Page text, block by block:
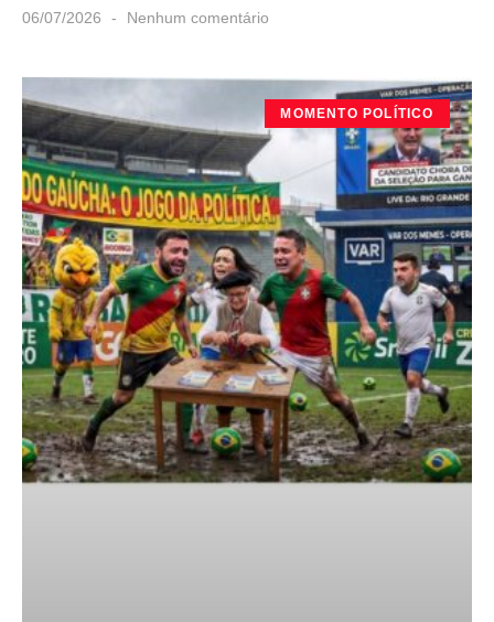
06/07/2026 Nenhum comentário
MOMENTO POLÍTICO